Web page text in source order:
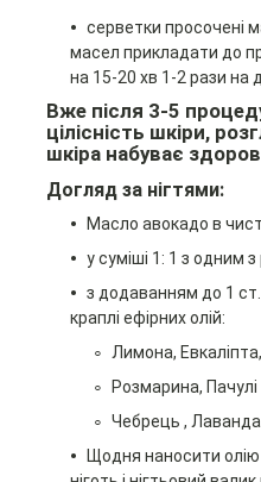
серветки просочені
масел прикладати до
на 15-20 хв 1-2 рази на
Вже після 3-5
цілісність шкіри,
шкіра набуває
Догляд за нігтями:
Масло авокадо в
у суміші 1: 1 з одним
з додаванням до 1
краплі ефірних олій:
Лимона, Евкаліпта
Розмарина, Пачулі
Чебрець , Лаванда
Щодня наносити